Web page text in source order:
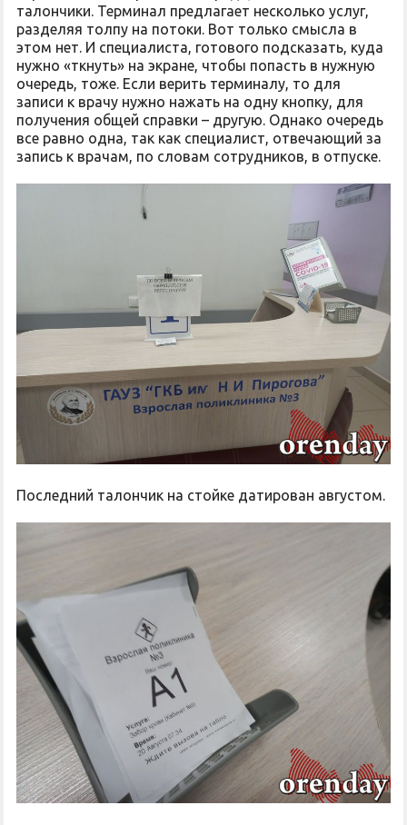
талончики. Терминал предлагает несколько услуг,
разделяя толпу на потоки. Вот только смысла в
этом нет. И специалиста, готового подсказать, куда
нужно «ткнуть» на экране, чтобы попасть в нужную
очередь, тоже. Если верить терминалу, то для
записи к врачу нужно нажать на одну кнопку, для
получения общей справки – другую. Однако очередь
все равно одна, так как специалист, отвечающий за
запись к врачам, по словам сотрудников, в отпуске.
Последний талончик на стойке датирован августом.